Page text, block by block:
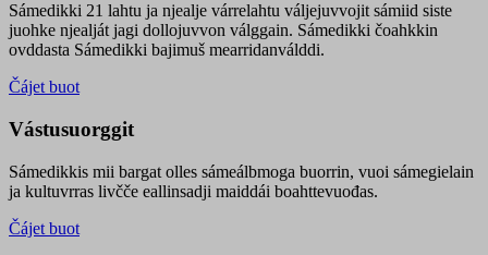
Sámedikki 21 lahtu ja njealje várrelahtu váljejuvvojit sámiid siste
juohke njealját jagi dollojuvvon válggain. Sámedikki čoahkkin
ovddasta Sámedikki bajimuš mearridanválddi.
Čájet buot
Vástusuorggit
Sámedikkis mii bargat olles sámeálbmoga buorrin, vuoi sámegielain
ja kultuvrras livčče eallinsadji maiddái boahttevuođas.
Čájet buot